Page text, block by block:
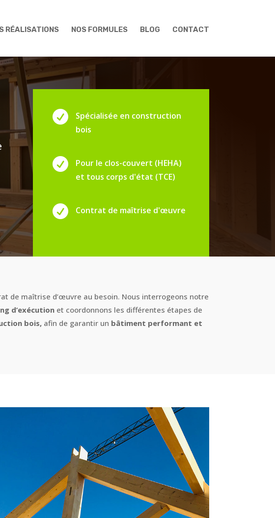
RÉALISATIONS NOS FORMULES BLOG CONTACT

Spécialisée en construction
bois

Pour le clos-couvert (HEHA)
et tous corps d'état (TCE)
 Contrat de maîtrise d'œuvre
de maîtrise d’œuvre au besoin. Nous interrogeons notre
d’exécution et coordonnons les différentes étapes de
bois, afin de garantir un bâtiment performant et